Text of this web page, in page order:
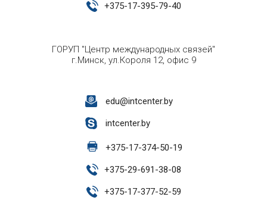
+375-17-395-79-40
ГОРУП "Центр международных связей"
г.Минск, ул.Короля 12, офис 9
edu@intcenter.by
intcenter.by
+375-17-374-50-19
+375-29-691-38-08
+375-17-377-52-59